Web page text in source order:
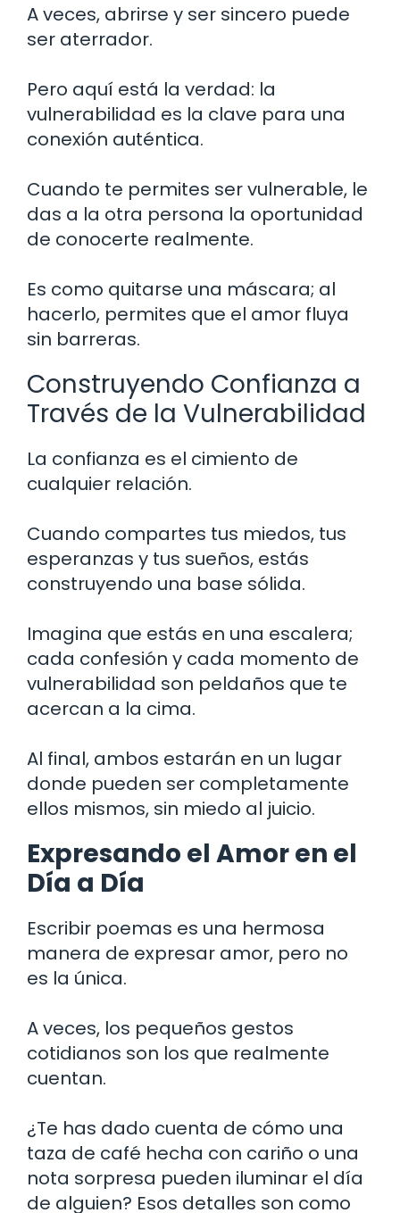
A veces, abrirse y ser sincero puede
ser aterrador.
Pero aquí está la verdad: la
vulnerabilidad es la clave para una
conexión auténtica.
Cuando te permites ser vulnerable, le
das a la otra persona la oportunidad
de conocerte realmente.
Es como quitarse una máscara; al
hacerlo, permites que el amor fluya
sin barreras.
Construyendo Confianza a
Través de la Vulnerabilidad
La confianza es el cimiento de
cualquier relación.
Cuando compartes tus miedos, tus
esperanzas y tus sueños, estás
construyendo una base sólida.
Imagina que estás en una escalera;
cada confesión y cada momento de
vulnerabilidad son peldaños que te
acercan a la cima.
Al final, ambos estarán en un lugar
donde pueden ser completamente
ellos mismos, sin miedo al juicio.
Expresando el Amor en el
Día a Día
Escribir poemas es una hermosa
manera de expresar amor, pero no
es la única.
A veces, los pequeños gestos
cotidianos son los que realmente
cuentan.
¿Te has dado cuenta de cómo una
taza de café hecha con cariño o una
nota sorpresa pueden iluminar el día
de alguien? Esos detalles son como